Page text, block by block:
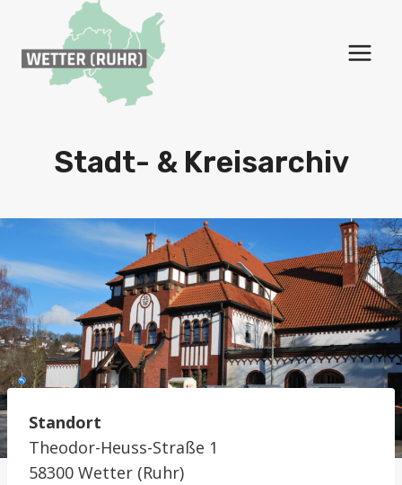
springen
Stadt- & Kreisarchiv
Standort
Theodor-Heuss-Straße 1
58300 Wetter (Ruhr)